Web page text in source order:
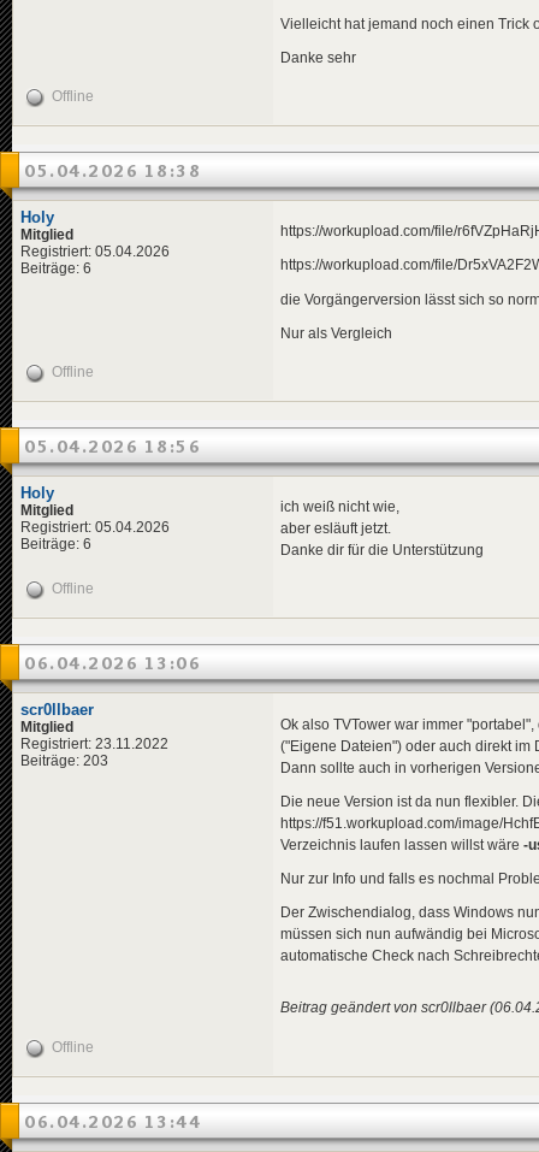
Vielleicht hat jemand noch einen Trick
Danke sehr
Offline
05.04.2026 18:38
Holy
Mitglied
Registriert: 05.04.2026
Beiträge: 6
https://workupload.com/file/
https://workupload.com/file/
die Vorgängerversion lässt sich so
Nur als Vergleich
Offline
05.04.2026 18:56
Holy
Mitglied
Registriert: 05.04.2026
Beiträge: 6
ich weiß nicht wie,
aber esläuft jetzt.
Danke dir für die Unterstützung
Offline
06.04.2026 13:06
scr0llbaer
Mitglied
Registriert: 23.11.2022
Beiträge: 203
Ok also TVTower war immer
("Eigene Dateien") oder auch direkt im
Dann sollte auch in vorherigen
Die neue Version ist da nun flexibler.
https://f51.workupload.com/image/
Verzeichnis laufen lassen willst wäre -
Nur zur Info und falls es nochmal
Der Zwischendialog, dass Windows
müssen sich nun aufwändig bei
automatische Check nach
Beitrag geändert von scr0llbaer
Offline
06.04.2026 13:44